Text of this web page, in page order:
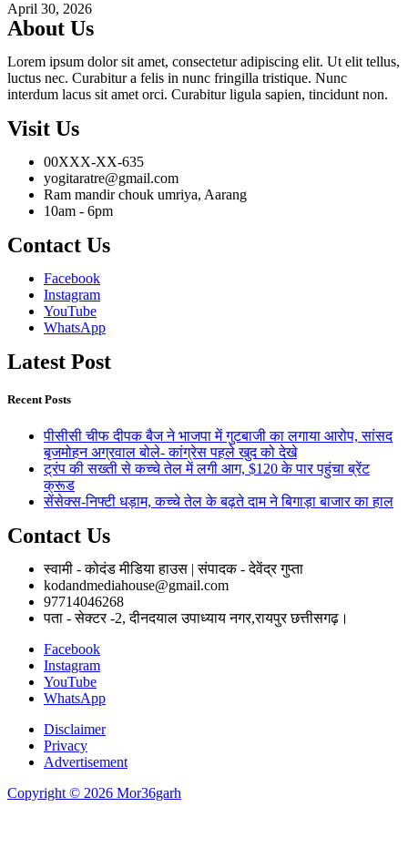
April 30, 2026
About Us
Lorem ipsum dolor sit amet, consectetur adipiscing elit. Ut elit tellus,
luctus nec. Curabitur a felis in nunc fringilla tristique. Nunc
interdum lacus sit amet orci. Curabitur ligula sapien, tincidunt non.
Visit Us
00XXX-XX-635
yogitaratre@gmail.com
Ram mandir chouk umriya, Aarang
10am - 6pm
Contact Us
Facebook
Instagram
YouTube
WhatsApp
Latest Post
Recent Posts
पीसीसी चीफ दीपक बैज ने भाजपा में गुटबाजी का लगाया आरोप, सांसद
बृजमोहन अग्रवाल बोले- कांग्रेस पहले खुद को देखे
ट्रंप की सख्ती से कच्चे तेल में लगी आग, $120 के पार पहुंचा ब्रेंट
क्रूड
सेंसेक्स-निफ्टी धड़ाम, कच्चे तेल के बढ़ते दाम ने बिगाड़ा बाजार का हाल
Contact Us
स्वामी - कोदंड मीडिया हाउस | संपादक - देवेंद्र गुप्ता
kodandmediahouse@gmail.com
97714046268
पता - सेक्टर -2, दीनदयाल उपाध्याय नगर,रायपुर छत्तीसगढ़।
Facebook
Instagram
YouTube
WhatsApp
Disclaimer
Privacy
Advertisement
Copyright © 2026 Mor36garh